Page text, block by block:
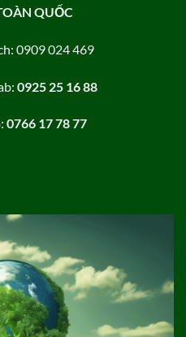
QUỐC
0909 024 469
0925 25 16 88
0766 17 78 77